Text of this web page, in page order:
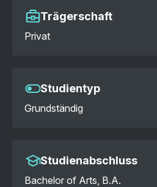
Trägerschaft
Privat
Studientyp
Grundständig
Studienabschluss
Bachelor of Arts, B.A.